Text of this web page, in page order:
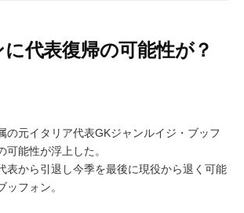
代表復帰の可能性が？
元イタリア代表GKジャンルイジ・ブッフ
可能性が浮上した。
から引退し今季を最後に現役から退く可能
フォン。